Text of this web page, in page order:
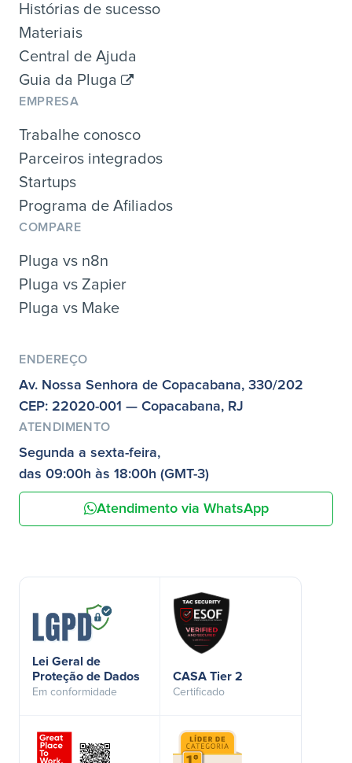
Histórias de sucesso
Materiais
Central de Ajuda
Guia da Pluga
EMPRESA
Trabalhe conosco
Parceiros integrados
Startups
Programa de Afiliados
COMPARE
Pluga vs n8n
Pluga vs Zapier
Pluga vs Make
ENDEREÇO
Av. Nossa Senhora de Copacabana, 330/202
CEP: 22020-001 — Copacabana, RJ
ATENDIMENTO
Segunda a sexta-feira,
das 09:00h às 18:00h (GMT-3)
Atendimento via WhatsApp
Lei Geral de
Proteção de Dados
Em conformidade
CASA Tier 2
Certificado